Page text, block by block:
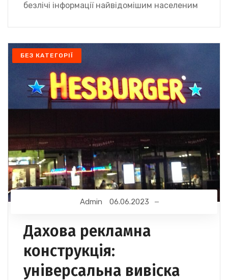
безлічі інформації найвідомішим населеним
БЕЗ КАТЕГОРІЇ
Admin 06.06.2023
Дахова рекламна
конструкція:
універсальна вивіска